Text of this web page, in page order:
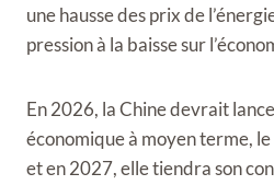
une hausse des prix de
pression à la baisse sur
En 2026, la Chine devrait
économique à moyen terme,
et en 2027, elle tiendra son